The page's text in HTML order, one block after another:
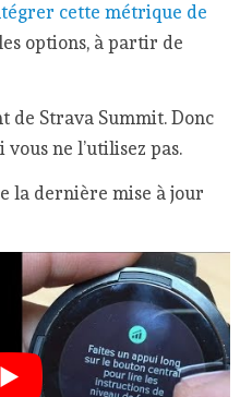
cette métrique de
options, à partir de
de Strava Summit. Donc
ne l’utilisez pas.
la dernière mise à jour